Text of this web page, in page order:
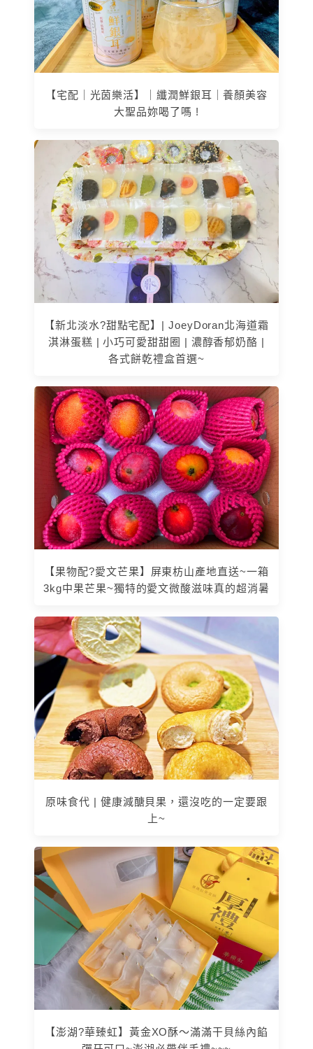
【宅配｜光茵樂活】｜纖潤鮮銀耳｜養顏美容
大聖品妳喝了嗎 !
【新北淡水?甜點宅配】| JoeyDoran北海道霜
淇淋蛋糕 | 小巧可愛甜甜圈 | 濃醇香郁奶酪 |
各式餅乾禮盒首選~
【果物配?愛文芒果】屏東枋山產地直送~一箱
3kg中果芒果~獨特的愛文微酸滋味真的超消暑
原味食代 | 健康減醣貝果，還沒吃的一定要跟
上~
【澎湖?華臻虹】黃金XO酥〜滿滿干貝絲內餡